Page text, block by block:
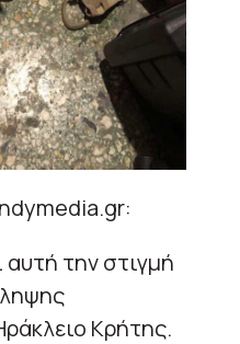
αυτή την στιγμή
Κρήτης.